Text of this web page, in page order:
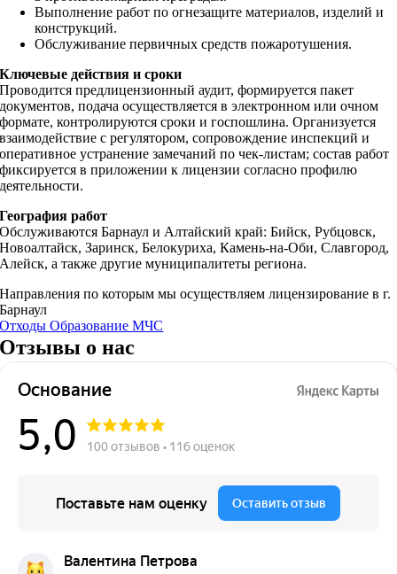
Выполнение работ по огнезащите материалов, изделий и
конструкций.
Обслуживание первичных средств пожаротушения.
Ключевые действия и сроки
Проводится предлицензионный аудит, формируется пакет
документов, подача осуществляется в электронном или очном
формате, контролируются сроки и госпошлина. Организуется
взаимодействие с регулятором, сопровождение инспекций и
оперативное устранение замечаний по чек‑листам; состав работ
фиксируется в приложении к лицензии согласно профилю
деятельности.
География работ
Обслуживаются Барнаул и Алтайский край: Бийск, Рубцовск,
Новоалтайск, Заринск, Белокуриха, Камень‑на‑Оби, Славгород,
Алейск, а также другие муниципалитеты региона.
Направления по которым мы осуществляем лицензирование в г.
Барнаул
ОтходыОбразованиеМЧС
Отзывы о нас